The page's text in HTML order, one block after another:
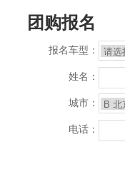
团购报名
报名车型：
姓名：
城市：
电话：